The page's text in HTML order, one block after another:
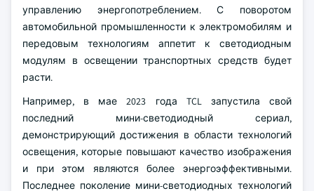
управлению энергопотреблением. С поворотом
автомобильной промышленности к электромобилям и
передовым технологиям аппетит к светодиодным
модулям в освещении транспортных средств будет
расти.
Например, в мае 2023 года TCL запустила свой
последний мини-светодиодный сериал,
демонстрирующий достижения в области технологий
освещения, которые повышают качество изображения
и при этом являются более энергоэффективными.
Последнее поколение мини-светодиодных технологий